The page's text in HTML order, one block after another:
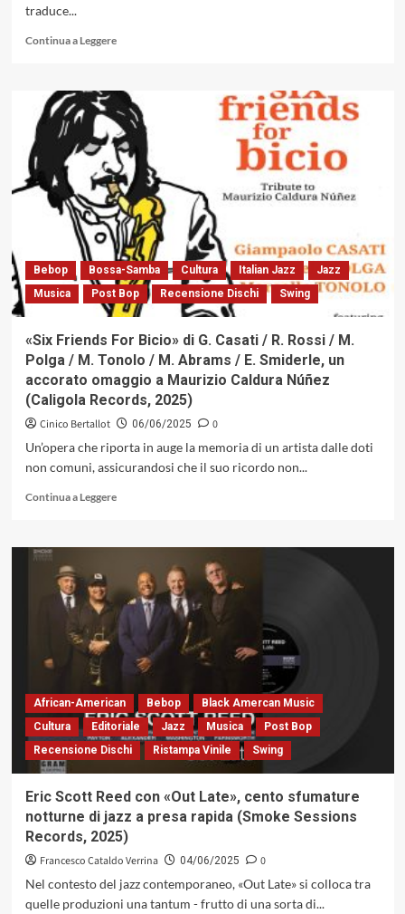
traduce...
Continua a LeggereLeggi
su
Lucio
Perotti
con
«I
Feel
Blue»,
sinestetica
esplorazione
in
solitaria,
ossia
come
sentire
colori
e
vedere
i
suoni
musica
Bebop Bossa-Samba Cultura Italian Jazz
Jazz
Musica
Post Bop Recensione Dischi Swing
«Six Friends For Bicio» di G. Casati / R. Rossi / M.
Polga / M. Tonolo / M. Abrams / E. Smiderle, un
accorato omaggio a Maurizio Caldura Núñez
(Caligola Records, 2025)
Cinico Bertallot 06/06/2025
0
Un’opera che riporta in auge la memoria di un artista dalle doti
non comuni, assicurandosi che il suo ricordo non...
Continua a LeggereLeggi
su
Friends
For
Bicio»
G.
Casati
R.
Rossi
/
M.
M.
Tonolo
/
M.
/
E.
African-American Bebop
Black Amercan Music
Cultura
Editoriale Jazz Musica
Post Bop
Recensione Dischi
Ristampa Vinile Swing
Eric Scott Reed con «Out Late», cento sfumature
notturne di jazz a presa rapida (Smoke Sessions
Records, 2025)
Francesco Cataldo Verrina 04/06/2025
0
Nel contesto del jazz contemporaneo, «Out Late» si colloca tra
quelle produzioni una tantum - frutto di una sorta di...